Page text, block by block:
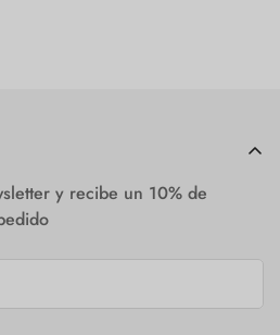
y recibe un 10% de